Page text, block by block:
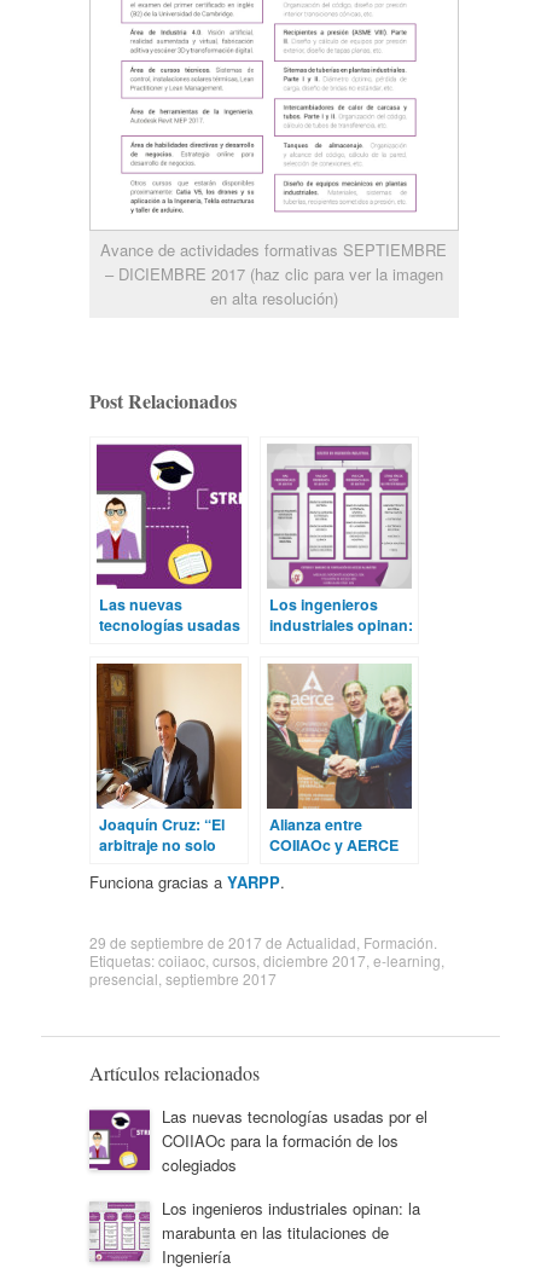
Avance de actividades formativas SEPTIEMBRE
– DICIEMBRE 2017 (haz clic para ver la imagen
en alta resolución)
Post Relacionados
Las nuevas
tecnologías usadas
la formación de los
colegiados
Los ingenieros
industriales opinan:
titulaciones de
Ingeniería
Joaquín Cruz: “El
arbitraje no solo
descongestionar
el problema
mediante una
fórmula que implica
Alianza entre
COIIAOc y AERCE
Funciona gracias a YARPP.
29 de septiembre de 2017 de Actualidad Formación
Etiquetas:coiiaoc, cursos, diciembre 2017 e-learning
presencial septiembre 2017
Artículos relacionados
Las nuevas tecnologías usadas por el
COIIAOc para la formación de los
colegiados
Los ingenieros industriales opinan: la
marabunta en las titulaciones de
Ingeniería